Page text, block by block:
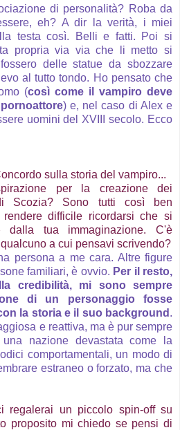
di personalità? Roba da
eh? A dir la verità, i miei
testa così. Belli e fatti. Poi si
propria via via che li metto si
delle statue da sbozzare
al tutto tondo. Ho pensato che
(così come il vampiro deve
) e, nel caso di Alex e
uomini del XVIII secolo. Ecco
sulla storia del vampiro...
per la creazione dei
Scozia? Sono tutti così ben
difficile ricordarsi che si
dalla tua immaginazione. C'è
a cui pensavi scrivendo?
persona a me cara. Altre figure
familiari, è ovvio. Per il resto,
credibilità, mi sono sempre
di un personaggio fosse
la storia e il suo background .
e reattiva, ma è pur sempre
nazione devastata come la
comportamentali, un modo di
estraneo o forzato, ma che
regalerai un piccolo spin-off su
proposito mi chiedo se pensi di